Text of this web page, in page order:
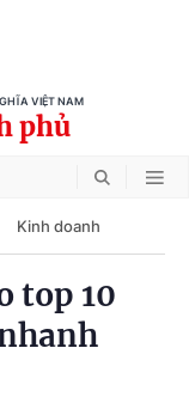
VIỆT NAM
phủ
Kinh doanh
top 10